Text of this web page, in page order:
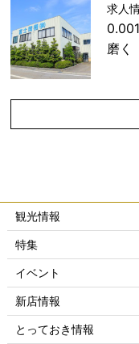
求人
磨く
観光情報
特集
イベント
新店情報
とっておき情報